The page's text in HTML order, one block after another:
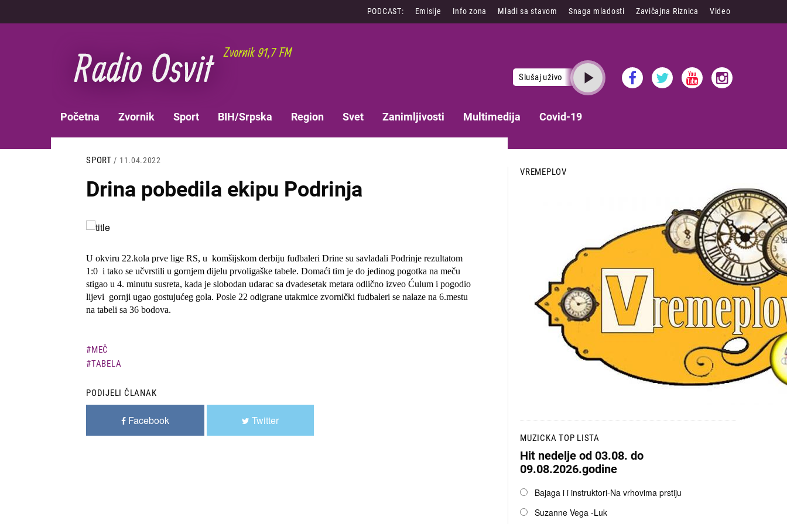
na
PODCAST: Emisije Info zona Mladi sa stavom Snaga mladosti Zavičajna Riznica Video
Slušaj uživo
NAVIGATION
Početna Zvornik Sport BIH/Srpska Region Svet Zanimljivosti Multimedija Covid-19
SPORT / 11.04.2022
Drina pobedila ekipu Podrinja
Slika
U okviru 22.kola prve lige RS, u komšijskom derbiju fudbaleri Drine su savladali Podrinje rezultatom
1:0 i tako se učvrstili u gornjem dijelu prvoligaške tabele. Domaći tim je do jedinog pogotka na meču
stigao u 4. minutu susreta, kada je slobodan udarac sa dvadesetak metara odlično izveo Ćulum i pogodio
lijevi gornji ugao gostujućeg gola. Posle 22 odigrane utakmice zvornički fudbaleri se nalaze na 6.mestu
na tabeli sa 36 bodova.
MEČ
TABELA
PODIJELI ČLANAK
Facebook Twitter
VREMEPLOV
MUZICKA TOP LISTA
Hit nedelje od 03.08. do
09.08.2026.godine
OpcijeBajaga i i instruktori-Na vrhovima prstiju
Suzanne Vega -Luk